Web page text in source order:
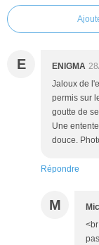
E ENIGMA
Jaloux de
permis sur
goutte de
Une
douce.
Répondre
M